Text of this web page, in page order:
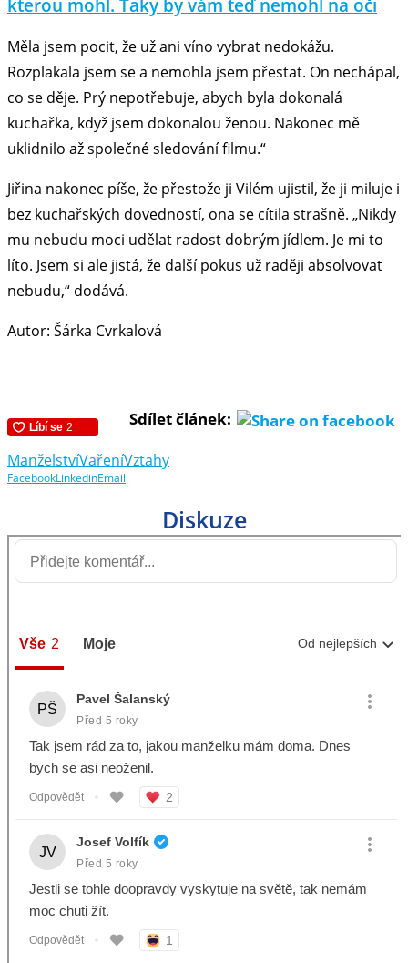
kterou mohl. Taky by vám teď nemohl na oči
Měla jsem pocit, že už ani víno vybrat nedokážu.
Rozplakala jsem se a nemohla jsem přestat. On nechápal,
co se děje. Prý nepotřebuje, abych byla dokonalá
kuchařka, když jsem dokonalou ženou. Nakonec mě
uklidnilo až společné sledování filmu.“
Jiřina nakonec píše, že přestože ji Vilém ujistil, že ji miluje i
bez kuchařských dovedností, ona se cítila strašně. „Nikdy
mu nebudu moci udělat radost dobrým jídlem. Je mi to
líto. Jsem si ale jistá, že další pokus už raději absolvovat
nebudu,“ dodává.
Autor: Šárka Cvrkalová
Sdílet článek:
ManželstvíVařeníVztahy
FacebookLinkedinEmail
Diskuze